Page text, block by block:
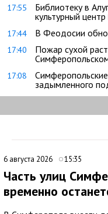
17:55
Библиотеку в
культурный центр
17:44 В Феодосии
17:40
Пожар сухой
17:08
задымленного
6 августа 2026 15:35
Часть улиц
временно